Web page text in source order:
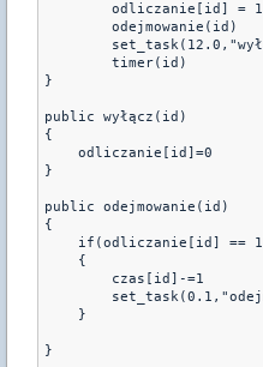
        odliczanie[id] = 1
        odejmowanie(id)
}
public wyłącz(id)
{
    odliczanie[id]=0
}
public odejmowanie(id)
{
if(odliczanie[id] ==
    {
        czas[id]-=1
    }
}